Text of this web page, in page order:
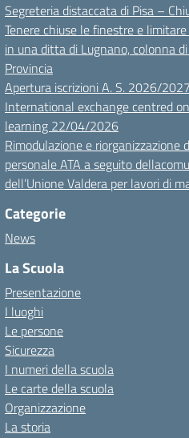
Segreteria distaccata di Pisa –
Tenere chiuse le finestre e
in una ditta di Lugnano, colonna
Provincia
Apertura iscrizioni A. S. 2026/2027
International exchange centred
learning 22/04/2026
Rimodulazione e riorganizzazione
personale ATA a seguito
dell’Unione Valdera per lavori di
Categorie
News
La Scuola
Presentazione
I luoghi
Le persone
Sicurezza
I numeri della scuola
Le carte della scuola
Organizzazione
La storia